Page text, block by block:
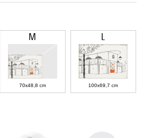
M
70x48,8 cm
L
100x69,7 cm